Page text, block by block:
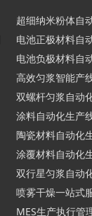
超细纳米粉体自
电池正极材料自
电池负极材料自
高效匀浆智能产
双螺杆匀浆自动
涂料自动化生产
陶瓷材料自动化
涂覆材料自动化
双行星匀浆自动
喷雾干燥一站式
MES生产执行管